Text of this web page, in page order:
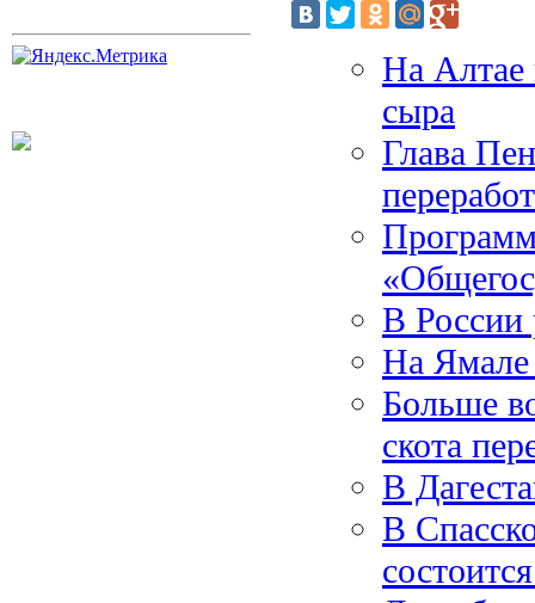
На Алтае
сыра
Глава
В России
На Ямале
Больше
скота
В
В